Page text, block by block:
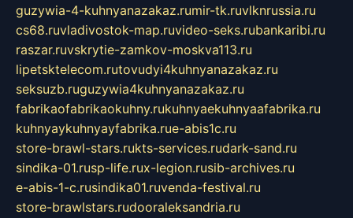
guzywia-4-kuhnyanazakaz.rumir-tk.ruvlknrussia.ru
cs68.ruvladivostok-map.ruvideo-seks.rubankaribi.ru
raszar.ruvskrytie-zamkov-moskva113.ru
lipetsktelecom.rutovudyi4kuhnyanazakaz.ru
seksuzb.ruguzywia4kuhnyanazakaz.ru
fabrikaofabrikaokuhny.rukuhnyaekuhnyaafabrika.ru
kuhnyaykuhnyayfabrika.rue-abis1c.ru
store-brawl-stars.rukts-services.rudark-sand.ru
sindika-01.rusp-life.rux-legion.rusib-archives.ru
e-abis-1-c.rusindika01.ruvenda-festival.ru
store-brawlstars.rudooraleksandria.ru